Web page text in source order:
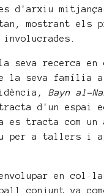
d'arxiu
mostrant els
seva recerca en
la seva família
Bayn al-
d'un espai
tracta com un
per a tallers i
en
conjunt va